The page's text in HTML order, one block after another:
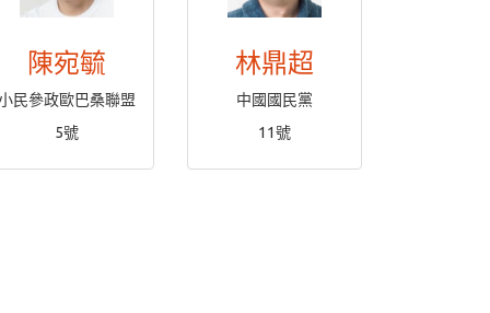
陳宛毓
民參政歐巴桑聯盟
5號
林鼎超
中國國民黨
11號